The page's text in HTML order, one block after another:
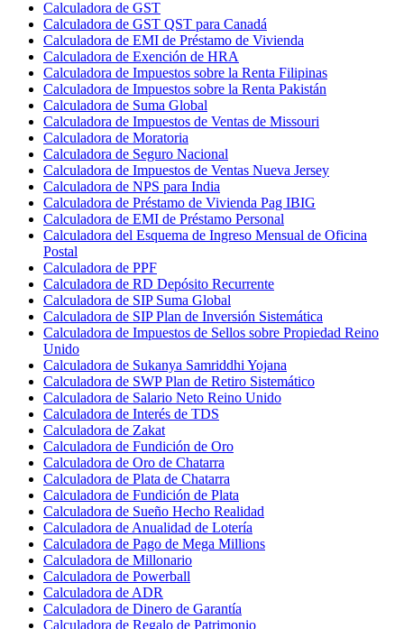
Calculadora de GST
Calculadora de GST QST para Canadá
Calculadora de EMI de Préstamo de Vivienda
Calculadora de Exención de HRA
Calculadora de Impuestos sobre la Renta Filipinas
Calculadora de Impuestos sobre la Renta Pakistán
Calculadora de Suma Global
Calculadora de Impuestos de Ventas de Missouri
Calculadora de Moratoria
Calculadora de Seguro Nacional
Calculadora de Impuestos de Ventas Nueva Jersey
Calculadora de NPS para India
Calculadora de Préstamo de Vivienda Pag IBIG
Calculadora de EMI de Préstamo Personal
Calculadora del Esquema de Ingreso Mensual de Oficina
Postal
Calculadora de PPF
Calculadora de RD Depósito Recurrente
Calculadora de SIP Suma Global
Calculadora de SIP Plan de Inversión Sistemática
Calculadora de Impuestos de Sellos sobre Propiedad Reino
Unido
Calculadora de Sukanya Samriddhi Yojana
Calculadora de SWP Plan de Retiro Sistemático
Calculadora de Salario Neto Reino Unido
Calculadora de Interés de TDS
Calculadora de Zakat
Calculadora de Fundición de Oro
Calculadora de Oro de Chatarra
Calculadora de Plata de Chatarra
Calculadora de Fundición de Plata
Calculadora de Sueño Hecho Realidad
Calculadora de Anualidad de Lotería
Calculadora de Pago de Mega Millions
Calculadora de Millonario
Calculadora de Powerball
Calculadora de ADR
Calculadora de Dinero de Garantía
Calculadora de Regalo de Patrimonio